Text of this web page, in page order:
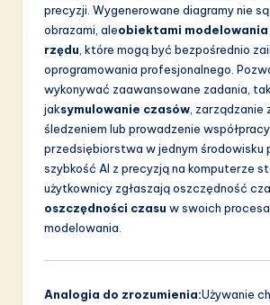
precyzji. Wygenerowane diagramy nie
obrazami, aleobiektami modelowania
rzędu , które mogą być bezpośrednio
oprogramowania profesjonalnego.
wykonywać zaawansowane zadania,
jaksymulowanie czasów , zarządzanie
śledzeniem lub prowadzenie
przedsiębiorstwa w jednym środowisku
szybkość AI z precyzją na komputerze
użytkownicy zgłaszają oszczędność
oszczędności czasu w swoich
modelowania.
Analogia do zrozumienia:Używanie